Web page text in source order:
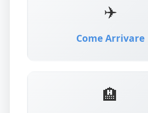
✈️
Come Arrivare
🏨